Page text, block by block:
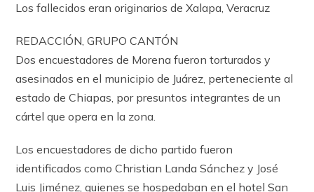
Los fallecidos eran originarios de Xalapa, Veracruz
REDACCIÓN, GRUPO CANTÓN
Dos encuestadores de Morena fueron torturados y
asesinados en el municipio de Juárez, perteneciente al
estado de Chiapas, por presuntos integrantes de un
cártel que opera en la zona.
Los encuestadores de dicho partido fueron
identificados como Christian Landa Sánchez y José
Luis Jiménez, quienes se hospedaban en el hotel San